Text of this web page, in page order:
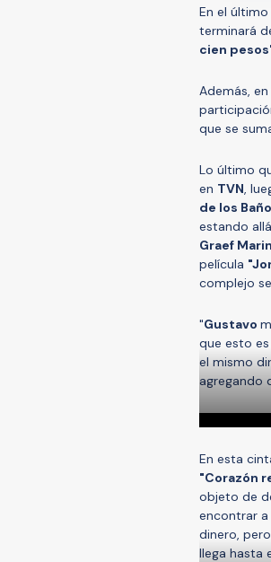
En el último
terminará
cien
Además,
que se
Lo último
en TVN,
de los
estando
Graef
película
complejo
"Gustavo
que esto
el mismo
agregando
En esta
"Corazón
objeto de
encontrar a
dinero,
llega hasta